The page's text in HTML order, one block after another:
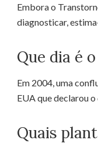
Embora o
diagnosticar,
Que dia é
Em 2004, uma
EUA que declarou o
Quais